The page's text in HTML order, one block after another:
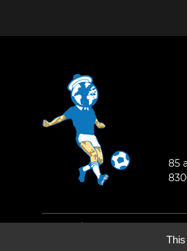
85
Mentions légales-Qui sommes-nous ?
©2026 - Tous droits réservés -